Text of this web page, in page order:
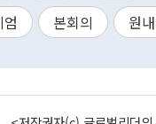
본회의 원